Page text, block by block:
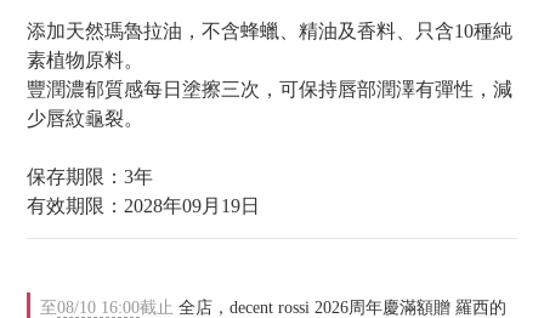
添加天然瑪魯拉油，不含蜂蠟、精油及香料、只含10種純
素植物原料。
豐潤濃郁質感每日塗擦三次，可保持唇部潤澤有彈性，減
少唇紋龜裂。
保存期限：3年
有效期限：2028年09月19日
至08/10 16:00截止 全店，decent rossi 2026周年慶滿額贈 羅西的